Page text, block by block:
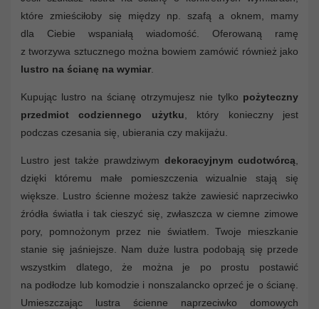
które zmieściłoby się między np. szafą a oknem, mamy
dla Ciebie wspaniałą wiadomość. Oferowaną ramę
z tworzywa sztucznego można bowiem zamówić również jako
lustro na ścianę na wymiar
Kupując lustro na ścianę otrzymujesz nie tylko pożyteczny
przedmiot codziennego użytku , który konieczny jest
podczas czesania się, ubierania czy makijażu.
Lustro jest także prawdziwym dekoracyjnym cudotwórcą
dzięki któremu małe pomieszczenia wizualnie stają się
większe. Lustro ścienne możesz także zawiesić naprzeciwko
źródła światła i tak cieszyć się, zwłaszcza w ciemne zimowe
pory, pomnożonym przez nie światłem. Twoje mieszkanie
stanie się jaśniejsze. Nam duże lustra podobają się przede
wszystkim dlatego, że można je po prostu postawić
na podłodze lub komodzie i nonszalancko oprzeć je o ścianę.
Umieszczając lustra ścienne naprzeciwko domowych